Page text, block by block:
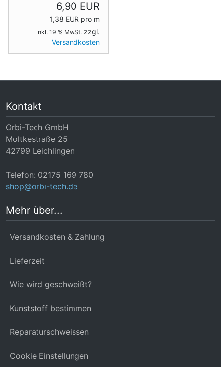
6,90 EUR
1,38 EUR pro m
inkl. 19 % MwSt. zzgl.
Versandkosten
Kontakt
Orbi-Tech GmbH
Moltkestraße 25
42799 Leichlingen
Telefon: 02175 169 780
shop@orbi-tech.de
Mehr über...
Versandkosten & Zahlung
Lieferzeit
Wie wird geschweißt?
Kunststoff bestimmen
Reparaturschweissen
Cookie Einstellungen